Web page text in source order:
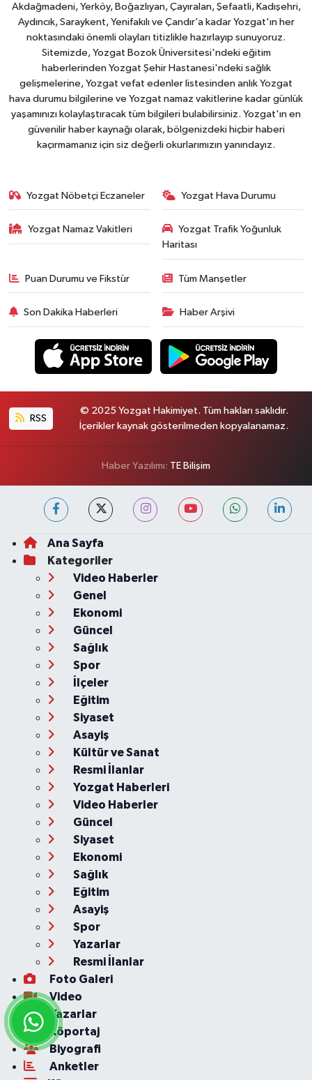
Akdağmadeni, Yerköy, Boğazlıyan, Çayıralan, Şefaatli, Kadışehri,
Aydıncık, Saraykent, Yenifakılı ve Çandır’a kadar Yozgat'ın her
noktasındaki önemli olayları titizlikle hazırlayıp sunuyoruz.
Sitemizde, Yozgat Bozok Üniversitesi'ndeki eğitim
haberlerinden Yozgat Şehir Hastanesi'ndeki sağlık
gelişmelerine, Yozgat vefat edenler listesinden anlık Yozgat
hava durumu bilgilerine ve Yozgat namaz vakitlerine kadar günlük
yaşamınızı kolaylaştıracak tüm bilgileri bulabilirsiniz. Yozgat'ın en
güvenilir haber kaynağı olarak, bölgenizdeki hiçbir haberi
kaçırmamanız için siz değerli okurlarımızın yanındayız.
Yozgat Nöbetçi Eczaneler Yozgat Hava Durumu
Yozgat Namaz Vakitleri
Yozgat Trafik Yoğunluk
Haritası
Puan Durumu ve Fikstür Tüm Manşetler
Son Dakika Haberleri Haber Arşivi
RSS
© 2025 Yozgat Hakimiyet. Tüm hakları saklıdır.
İçerikler kaynak gösterilmeden kopyalanamaz.
Haber Yazılımı: TE Bilişim
Ana Sayfa
Kategoriler
Video Haberler
Genel
Ekonomi
Güncel
Sağlık
Spor
İlçeler
Eğitim
Siyaset
Asayiş
Kültür ve Sanat
Resmi İlanlar
Yozgat Haberleri
Video Haberler
Güncel
Siyaset
Ekonomi
Sağlık
Eğitim
Asayiş
Spor
Yazarlar
Resmi İlanlar
Foto Galeri
Video
Yazarlar
Röportaj
Biyografi
Anketler